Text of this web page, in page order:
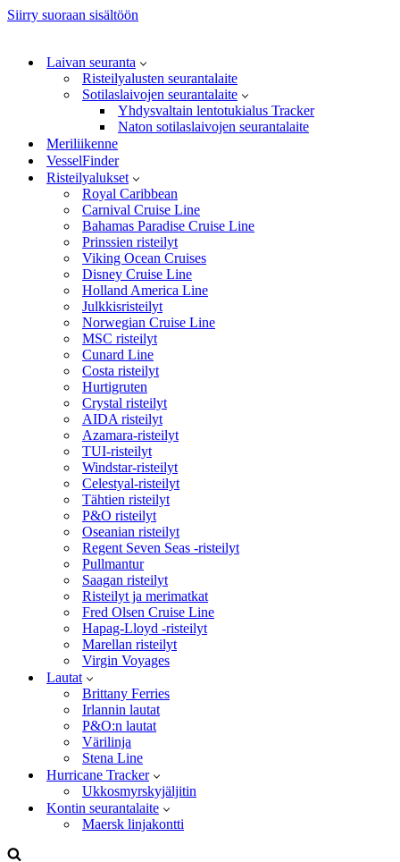
Siirry suoraan sisältöön
Laivan seuranta
Risteilyalusten seurantalaite
Sotilaslaivojen seurantalaite
Yhdysvaltain lentotukialus Tracker
Naton sotilaslaivojen seurantalaite
Meriliikenne
VesselFinder
Risteilyalukset
Royal Caribbean
Carnival Cruise Line
Bahamas Paradise Cruise Line
Prinssien risteilyt
Viking Ocean Cruises
Disney Cruise Line
Holland America Line
Julkkisristeilyt
Norwegian Cruise Line
MSC risteilyt
Cunard Line
Costa risteilyt
Hurtigruten
Crystal risteilyt
AIDA risteilyt
Azamara-risteilyt
TUI-risteilyt
Windstar-risteilyt
Celestyal-risteilyt
Tähtien risteilyt
P&O risteilyt
Oseanian risteilyt
Regent Seven Seas -risteilyt
Pullmantur
Saagan risteilyt
Risteilyt ja merimatkat
Fred Olsen Cruise Line
Hapag-Lloyd -risteilyt
Marellan risteilyt
Virgin Voyages
Lautat
Brittany Ferries
Irlannin lautat
P&O:n lautat
Värilinja
Stena Line
Hurricane Tracker
Ukkosmyrskyjäljitin
Kontin seurantalaite
Maersk linjakontti